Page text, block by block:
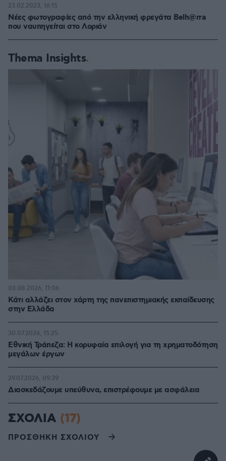
Νέες φωτογραφίες από την ελληνική φρεγάτα Belh@rra
που ναυπηγείται στο Λοριάν
23.02.2023, 16:15
Thema Insights
Κάτι αλλάζει στον χάρτη της πανεπιστημιακής εκπαίδευσης
στην Ελλάδα
03.08.2026, 11:06
Εθνική Τράπεζα: Η κορυφαία επιλογή για τη χρηματοδότηση
μεγάλων έργων
30.07.2026, 15:25
Διασκεδάζουμε υπεύθυνα, επιστρέφουμε με ασφάλεια
29.07.2026, 09:39
ΣΧΟΛΙΑ (17)
ΠΡΟΣΘΗΚΗ ΣΧΟΛΙΟΥ